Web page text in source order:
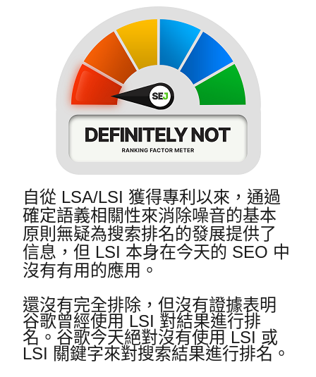
自從 LSA/LSI 獲得專利以來，通過
確定語義相關性來消除噪音的基本
原則無疑為搜索排名的發展提供了
信息，但 LSI 本身在今天的 SEO 中
沒有有用的應用。
還沒有完全排除，但沒有證據表明
谷歌曾經使用 LSI 對結果進行排
名。 谷歌今天絕對沒有使用 LSI 或
LSI 關鍵字來對搜索結果進行排名。